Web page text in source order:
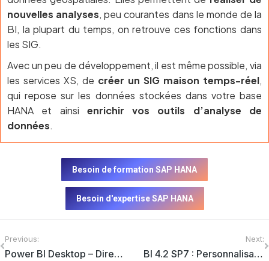
nouvelles analyses, peu courantes dans le monde de la
BI, la plupart du temps, on retrouve ces fonctions dans
les SIG.
Avec un peu de développement, il est même possible, via
les services XS, de créer un SIG maison temps-réel,
qui repose sur les données stockées dans votre base
HANA et ainsi enrichir vos outils d’analyse de
données.
Besoin de formation SAP HANA
Besoin d'expertise SAP HANA
Previous:
Power BI Desktop – DirectQuery vs Import
Next:
BI 4.2 SP7 : Personnalisation du portail BI Fiori